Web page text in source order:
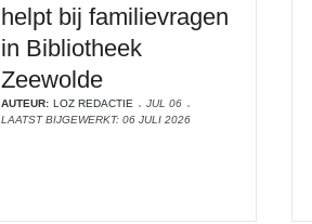
helpt bij familievragen
in Bibliotheek
Zeewolde
AUTEUR: LOZ REDACTIE
JUL 06
LAATST BIJGEWERKT: 06 JULI 2026